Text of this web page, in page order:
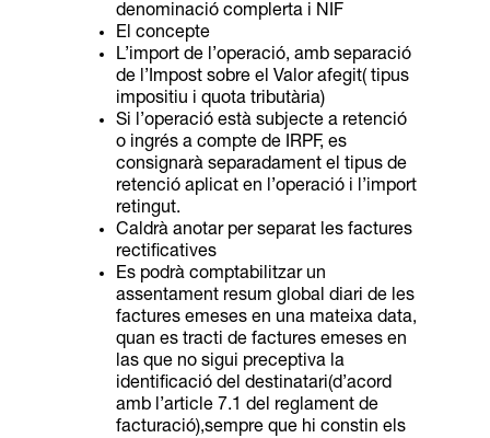
denominació complerta i NIF
El concepte
L’import de l’operació, amb separació
de l’Impost sobre el Valor afegit( tipus
impositiu i quota tributària)
Si l’operació està subjecte a retenció
o ingrés a compte de IRPF, es
consignarà separadament el tipus de
retenció aplicat en l’operació i l’import
retingut.
Caldrà anotar per separat les factures
rectificatives
Es podrà comptabilitzar un
assentament resum global diari de les
factures emeses en una mateixa data,
quan es tracti de factures emeses en
las que no sigui preceptiva la
identificació del destinatari(d’acord
amb l’article 7.1 del reglament de
facturació),sempre que hi constin els